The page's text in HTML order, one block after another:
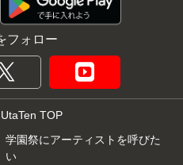
フォロー
UtaTen TOP
学園祭にアーティストを呼びた
い